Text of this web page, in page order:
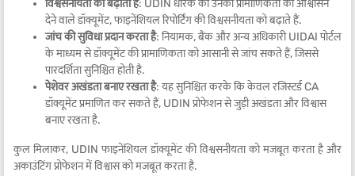
विश्वसनीयता को बढ़ाता है: UDIN धारक को उनकी प्रामाणिकता का आश्वासन
देने वाले डॉक्यूमेंट, फाइनेंशियल रिपोर्टिंग की विश्वसनीयता को बढ़ाते हैं.
जांच की सुविधा प्रदान करता है: नियामक, बैंक और अन्य अधिकारी UIDAI पोर्टल
के माध्यम से डॉक्यूमेंट की प्रामाणिकता को आसानी से जांच सकते हैं, जिससे
पारदर्शिता सुनिश्चित होती है.
पेशेवर अखंडता बनाए रखता है: यह सुनिश्चित करके कि केवल रजिस्टर्ड CA
डॉक्यूमेंट प्रमाणित कर सकते हैं, UDIN प्रोफेशन से जुड़ी अखंडता और विश्वास
बनाए रखता है.
कुल मिलाकर, UDIN फाइनेंशियल डॉक्यूमेंट की विश्वसनीयता को मजबूत करता है और
अकाउंटिंग प्रोफेशन में विश्वास को मजबूत करता है.